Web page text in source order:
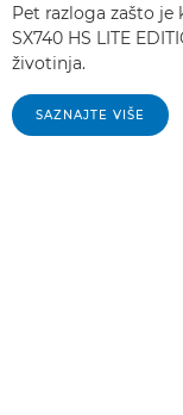
Pet razloga zašto
SX740 HS LITE
životinja.
SAZNAJTE VIŠE